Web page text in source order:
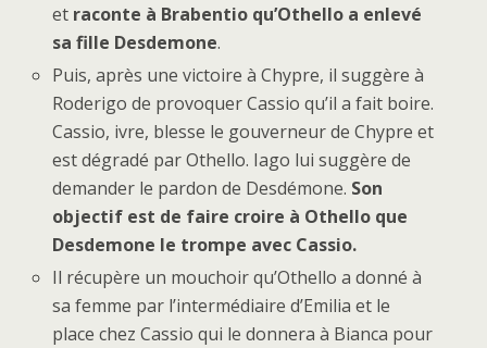
et raconte à Brabentio qu’Othello a enlevé
sa fille Desdemone.
Puis, après une victoire à Chypre, il suggère à
Roderigo de provoquer Cassio qu’il a fait boire.
Cassio, ivre, blesse le gouverneur de Chypre et
est dégradé par Othello. Iago lui suggère de
demander le pardon de Desdémone. Son
objectif est de faire croire à Othello que
Desdemone le trompe avec Cassio.
Il récupère un mouchoir qu’Othello a donné à
sa femme par l’intermédiaire d’Emilia et le
place chez Cassio qui le donnera à Bianca pour